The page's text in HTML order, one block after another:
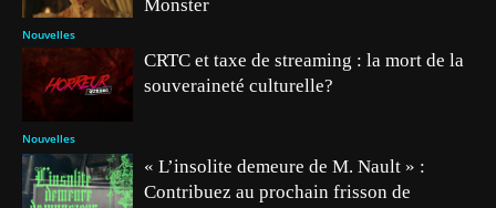
Nouvelles
Monster
Nouvelles
CRTC et taxe de streaming : la mort de la
souveraineté culturelle?
« L’insolite demeure de M. Nault » :
Contribuez au prochain frisson de